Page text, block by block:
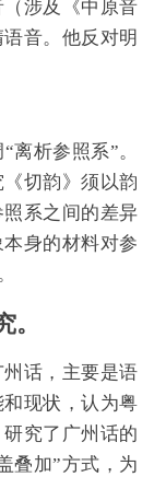
涉及《中原音
音。他反对明
析参照系”。
切韵》须以韵
系之间的差异
身的材料对参
话，主要是语
现状，认为粤
究了广州话的
叠加”方式，为